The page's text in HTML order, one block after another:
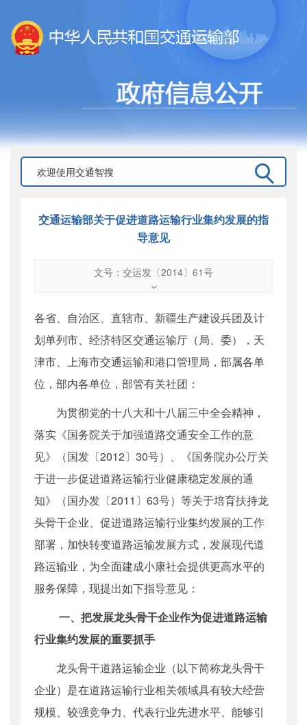
交通运输部关于促进道路运输行业集约发展的指
导意见
文号：交运发〔2014〕61号
交运发〔2014〕61号
公开日期：2014年03月13日
主题词：
道路运输行业;集约发展;指导意见
机构分类：运输服务司
主题分类：其他政策性文件
公文类型 ：部文件
各省、自治区、直辖市、新疆生产建设兵团及计
划单列市、经济特区交通运输厅（局、委），天
津市、上海市交通运输和港口管理局，部属各单
位，部内各单位，部管有关社团：
为贯彻党的十八大和十八届三中全会精神，
落实《国务院关于加强道路交通安全工作的意
见》（国发〔2012〕30号）、《国务院办公厅关
于进一步促进道路运输行业健康稳定发展的通
知》（国办发〔2011〕63号）等关于培育扶持龙
头骨干企业、促进道路运输行业集约发展的工作
部署，加快转变道路运输发展方式，发展现代道
路运输业，为全面建成小康社会提供更高水平的
服务保障，现提出如下指导意见：
一、把发展龙头骨干企业作为促进道路运输
行业集约发展的重要抓手
龙头骨干道路运输企业（以下简称龙头骨干
企业）是在道路运输行业相关领域具有较大经营
规模、较强竞争力、代表行业先进水平、能够引